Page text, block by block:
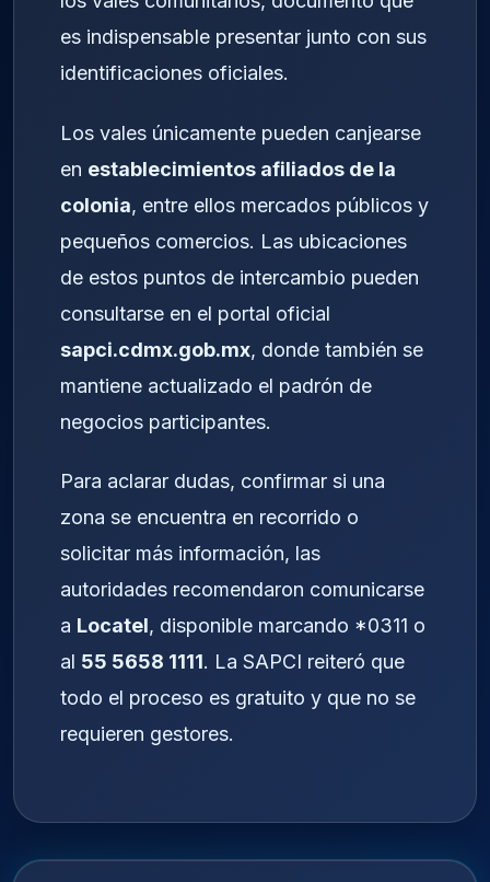
es indispensable presentar junto con sus
identificaciones oficiales.
Los vales únicamente pueden canjearse
en establecimientos afiliados de la
colonia, entre ellos mercados públicos y
pequeños comercios. Las ubicaciones
de estos puntos de intercambio pueden
consultarse en el portal oficial
sapci.cdmx.gob.mx, donde también se
mantiene actualizado el padrón de
negocios participantes.
Para aclarar dudas, confirmar si una
zona se encuentra en recorrido o
solicitar más información, las
autoridades recomendaron comunicarse
a Locatel, disponible marcando *0311 o
al 55 5658 1111. La SAPCI reiteró que
todo el proceso es gratuito y que no se
requieren gestores.